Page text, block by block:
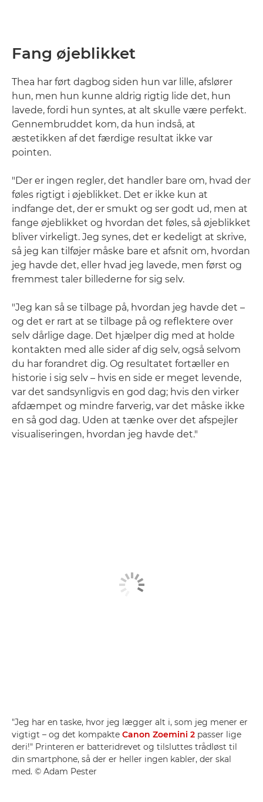
Fang øjeblikket
Thea har ført dagbog siden hun var lille, afslører
hun, men hun kunne aldrig rigtig lide det, hun
lavede, fordi hun syntes, at alt skulle være perfekt.
Gennembruddet kom, da hun indså, at
æstetikken af det færdige resultat ikke var
pointen.
"Der er ingen regler, det handler bare om, hvad der
føles rigtigt i øjeblikket. Det er ikke kun at
indfange det, der er smukt og ser godt ud, men at
fange øjeblikket og hvordan det føles, så øjeblikket
bliver virkeligt. Jeg synes, det er kedeligt at skrive,
så jeg kan tilføjer måske bare et afsnit om, hvordan
jeg havde det, eller hvad jeg lavede, men først og
fremmest taler billederne for sig selv.
"Jeg kan så se tilbage på, hvordan jeg havde det –
og det er rart at se tilbage på og reflektere over
selv dårlige dage. Det hjælper dig med at holde
kontakten med alle sider af dig selv, også selvom
du har forandret dig. Og resultatet fortæller en
historie i sig selv – hvis en side er meget levende,
var det sandsynligvis en god dag; hvis den virker
afdæmpet og mindre farverig, var det måske ikke
en så god dag. Uden at tænke over det afspejler
visualiseringen, hvordan jeg havde det."
"Jeg har en taske, hvor jeg lægger alt i, som jeg mener er
vigtigt – og det kompakte Canon Zoemini 2 passer lige
deri!" Printeren er batteridrevet og tilsluttes trådløst til
din smartphone, så der er heller ingen kabler, der skal
med. © Adam Pester